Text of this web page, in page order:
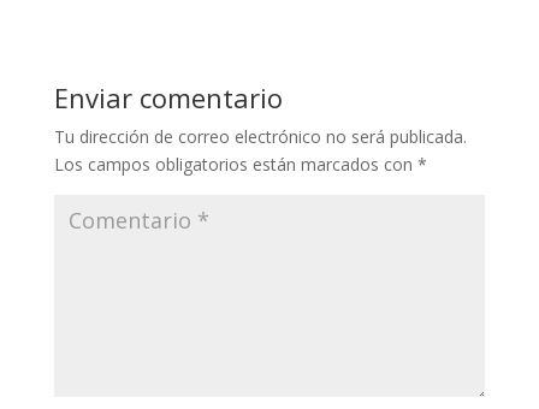
Enviar comentario
Tu dirección de correo electrónico no será publicada.
Los campos obligatorios están marcados con *